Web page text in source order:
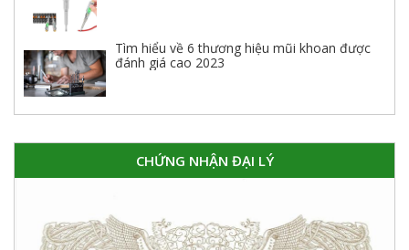
Tìm hiểu về 6 thương hiệu mũi khoan được
đánh giá cao 2023
CHỨNG NHẬN ĐẠI LÝ